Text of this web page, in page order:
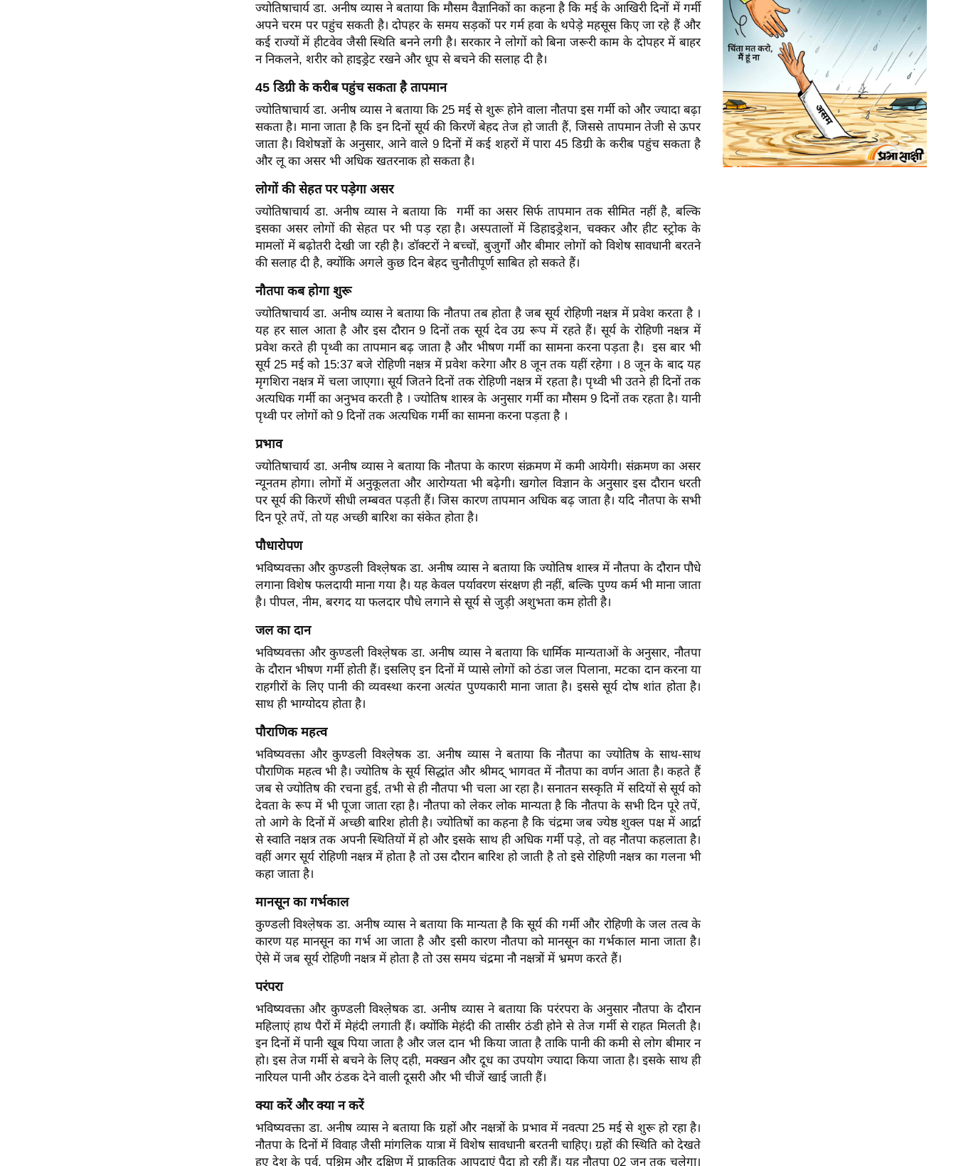
ज्योतिषाचार्य डा. अनीष व्यास ने बताया कि मौसम वैज्ञानिकों का कहना है कि मई के आखिरी दिनों में गर्मी
अपने चरम पर पहुंच सकती है। दोपहर के समय सड़कों पर गर्म हवा के थपेड़े महसूस किए जा रहे हैं और
कई राज्यों में हीटवेव जैसी स्थिति बनने लगी है। सरकार ने लोगों को बिना जरूरी काम के दोपहर में बाहर
न निकलने, शरीर को हाइड्रेट रखने और धूप से बचने की सलाह दी है।
45 डिग्री के करीब पहुंच सकता है तापमान
ज्योतिषाचार्य डा. अनीष व्यास ने बताया कि 25 मई से शुरू होने वाला नौतपा इस गर्मी को और ज्यादा बढ़ा
सकता है। माना जाता है कि इन दिनों सूर्य की किरणें बेहद तेज हो जाती हैं, जिससे तापमान तेजी से ऊपर
जाता है। विशेषज्ञों के अनुसार, आने वाले 9 दिनों में कई शहरों में पारा 45 डिग्री के करीब पहुंच सकता है
और लू का असर भी अधिक खतरनाक हो सकता है।
लोगों की सेहत पर पड़ेगा असर
ज्योतिषाचार्य डा. अनीष व्यास ने बताया कि गर्मी का असर सिर्फ तापमान तक सीमित नहीं है, बल्कि
इसका असर लोगों की सेहत पर भी पड़ रहा है। अस्पतालों में डिहाइड्रेशन, चक्कर और हीट स्ट्रोक के
मामलों में बढ़ोतरी देखी जा रही है। डॉक्टरों ने बच्चों, बुजुर्गों और बीमार लोगों को विशेष सावधानी बरतने
की सलाह दी है, क्योंकि अगले कुछ दिन बेहद चुनौतीपूर्ण साबित हो सकते हैं।
नौतपा कब होगा शुरू
ज्योतिषाचार्य डा. अनीष व्यास ने बताया कि नौतपा तब होता है जब सूर्य रोहिणी नक्षत्र में प्रवेश करता है ।
यह हर साल आता है और इस दौरान 9 दिनों तक सूर्य देव उग्र रूप में रहते हैं। सूर्य के रोहिणी नक्षत्र में
प्रवेश करते ही पृथ्वी का तापमान बढ़ जाता है और भीषण गर्मी का सामना करना पड़ता है। इस बार भी
सूर्य 25 मई को 15:37 बजे रोहिणी नक्षत्र में प्रवेश करेगा और 8 जून तक यहीं रहेगा । 8 जून के बाद यह
मृगशिरा नक्षत्र में चला जाएगा। सूर्य जितने दिनों तक रोहिणी नक्षत्र में रहता है। पृथ्वी भी उतने ही दिनों तक
अत्यधिक गर्मी का अनुभव करती है । ज्योतिष शास्त्र के अनुसार गर्मी का मौसम 9 दिनों तक रहता है। यानी
पृथ्वी पर लोगों को 9 दिनों तक अत्यधिक गर्मी का सामना करना पड़ता है ।
प्रभाव
ज्योतिषाचार्य डा. अनीष व्यास ने बताया कि नौतपा के कारण संक्रमण में कमी आयेगी। संक्रमण का असर
न्यूनतम होगा। लोगों में अनुकूलता और आरोग्यता भी बढ़ेगी। खगोल विज्ञान के अनुसार इस दौरान धरती
पर सूर्य की किरणें सीधी लम्बवत पड़ती हैं। जिस कारण तापमान अधिक बढ़ जाता है। यदि नौतपा के सभी
दिन पूरे तपें, तो यह अच्छी बारिश का संकेत होता है।
पौधारोपण
भविष्यवक्ता और कुण्डली विश्ल़ेषक डा. अनीष व्यास ने बताया कि ज्योतिष शास्त्र में नौतपा के दौरान पौधे
लगाना विशेष फलदायी माना गया है। यह केवल पर्यावरण संरक्षण ही नहीं, बल्कि पुण्य कर्म भी माना जाता
है। पीपल, नीम, बरगद या फलदार पौधे लगाने से सूर्य से जुड़ी अशुभता कम होती है।
जल का दान
भविष्यवक्ता और कुण्डली विश्ल़ेषक डा. अनीष व्यास ने बताया कि धार्मिक मान्यताओं के अनुसार, नौतपा
के दौरान भीषण गर्मी होती हैं। इसलिए इन दिनों में प्यासे लोगों को ठंडा जल पिलाना, मटका दान करना या
राहगीरों के लिए पानी की व्यवस्था करना अत्यंत पुण्यकारी माना जाता है। इससे सूर्य दोष शांत होता है।
साथ ही भाग्योदय होता है।
पौराणिक महत्व
भविष्यवक्ता और कुण्डली विश्ल़ेषक डा. अनीष व्यास ने बताया कि नौतपा का ज्योतिष के साथ-साथ
पौराणिक महत्व भी है। ज्योतिष के सूर्य सिद्धांत और श्रीमद् भागवत में नौतपा का वर्णन आता है। कहते हैं
जब से ज्योतिष की रचना हुई, तभी से ही नौतपा भी चला आ रहा है। सनातन सस्कृति में सदियों से सूर्य को
देवता के रूप में भी पूजा जाता रहा है। नौतपा को लेकर लोक मान्यता है कि नौतपा के सभी दिन पूरे तपें,
तो आगे के दिनों में अच्छी बारिश होती है। ज्योतिषों का कहना है कि चंद्रमा जब ज्येष्ठ शुक्ल पक्ष में आर्द्रा
से स्वाति नक्षत्र तक अपनी स्थितियों में हो और इसके साथ ही अधिक गर्मी पड़े, तो वह नौतपा कहलाता है।
वहीं अगर सूर्य रोहिणी नक्षत्र में होता है तो उस दौरान बारिश हो जाती है तो इसे रोहिणी नक्षत्र का गलना भी
कहा जाता है।
मानसून का गर्भकाल
कुण्डली विश्ल़ेषक डा. अनीष व्यास ने बताया कि मान्यता है कि सूर्य की गर्मी और रोहिणी के जल तत्व के
कारण यह मानसून का गर्भ आ जाता है और इसी कारण नौतपा को मानसून का गर्भकाल माना जाता है।
ऐसे में जब सूर्य रोहिणी नक्षत्र में होता है तो उस समय चंद्रमा नौ नक्षत्रों में भ्रमण करते हैं।
परंपरा
भविष्यवक्ता और कुण्डली विश्ल़ेषक डा. अनीष व्यास ने बताया कि परंरपरा के अनुसार नौतपा के दौरान
महिलाएं हाथ पैरों में मेहंदी लगाती हैं। क्योंकि मेहंदी की तासीर ठंडी होने से तेज गर्मी से राहत मिलती है।
इन दिनों में पानी खूब पिया जाता है और जल दान भी किया जाता है ताकि पानी की कमी से लोग बीमार न
हो। इस तेज गर्मी से बचने के लिए दही, मक्खन और दूध का उपयोग ज्यादा किया जाता है। इसके साथ ही
नारियल पानी और ठंडक देने वाली दूसरी और भी चीजें खाई जाती हैं।
क्या करें और क्या न करें
भविष्यवक्ता डा. अनीष व्यास ने बताया कि ग्रहों और नक्षत्रों के प्रभाव में नवत्पा 25 मई से शुरू हो रहा है।
नौतपा के दिनों में विवाह जैसी मांगलिक यात्रा में विशेष सावधानी बरतनी चाहिए। ग्रहों की स्थिति को देखते
हुए देश के पूर्व, पश्चिम और दक्षिण में प्राकृतिक आपदाएं पैदा हो रही हैं। यह नौतपा 02 जून तक चलेगा।